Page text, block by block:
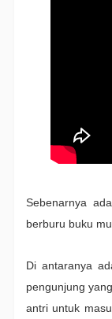
Sebenarnya
berburu buku
Di antaranya
pengunjung
antri untuk